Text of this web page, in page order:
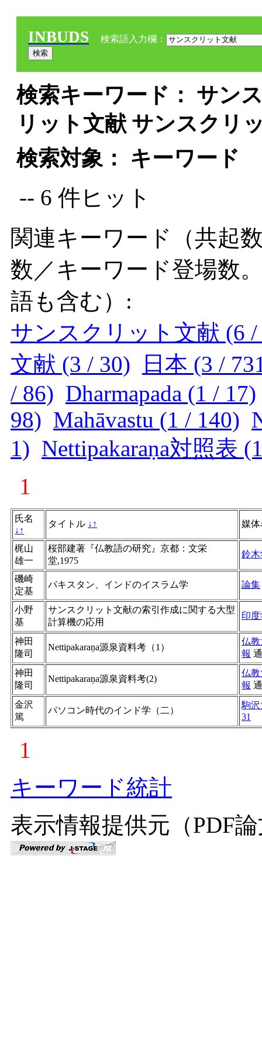
INBUDS 検索語入力欄：
検索キーワード： サン
リット文献 サンスクリ
検索対象： キーワード
-- 6 件ヒット
関連キーワード（共起
数／キーワード登場数
語も含む）:
サンスクリット文献 (6 /
文献 (3 / 30)
日本 (3 /
/ 86) Dharmapada (1 / 17)
98) Mahāvastu (1 / 140)
1) Nettipakaraṇa対照表
1
氏名
↓ ↑
タイトル ↓ ↑ 媒
梶山
雄一
桜部建著『仏教語の研究』京都：文栄
堂,1975
鈴
磯崎
定基
パキスタン、インドのイスラム学 論集
小野
基
サンスクリット文献の索引作成に関する大型
計算機の応用
印
神田
隆司
Nettipakaraṇa源泉資料考（1）
仏
報
神田
隆司
Nettipakaraṇa源泉資料考(2)
仏
報
金沢
篤
パソコン時代のインド学（二）
駒
31
1
キーワード統計
表示情報提供元（PDF